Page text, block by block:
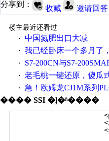
分享到：
收藏 邀请回答
楼主最近还看过
· 中国氮肥出口大减
· 我已经卧床一个多月了，是出去安装机械手在高速遭遇车祸所致:大
· S7-200CN与S7-
· 老毛桃一键还原，傻瓜式操作一键轻松备份还原；程序为向导式安装，一键即可
· 急！欧姆龙CJ1M系列PLC,如何用时间控制变频器。要求时间在组态王中可以
���� SSI �ļ�ʱ����